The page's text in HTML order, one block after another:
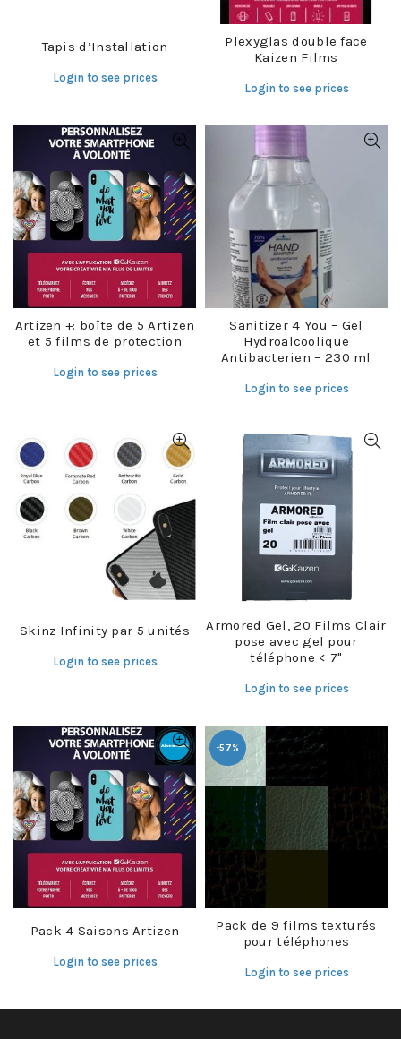
Tapis d’Installation
Login to see prices
Plexyglas double face
Kaizen Films
Login to see prices
Artizen +: boîte de 5 Artizen
et 5 films de protection
Login to see prices
Sanitizer 4 You – Gel
Hydroalcoolique
Antibacterien – 230 ml
Login to see prices
Skinz Infinity par 5 unités
Login to see prices
Armored Gel, 20 Films Clair
pose avec gel pour
téléphone < 7"
Login to see prices
Pack 4 Saisons Artizen
Login to see prices
-57%
Pack de 9 films texturés
pour téléphones
Login to see prices